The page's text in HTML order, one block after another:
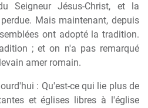
Seigneur Jésus-Christ, et la
Mais maintenant, depuis
ont adopté la tradition.
; et on n'a pas remarqué
amer romain.
: Qu'est-ce qui lie plus de
et églises libres à l'église